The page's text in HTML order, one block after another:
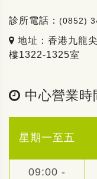
診所電話： (0852)
地址：香港九龍
樓1322-1325室
中心營業時
星期一至五
09:00 -